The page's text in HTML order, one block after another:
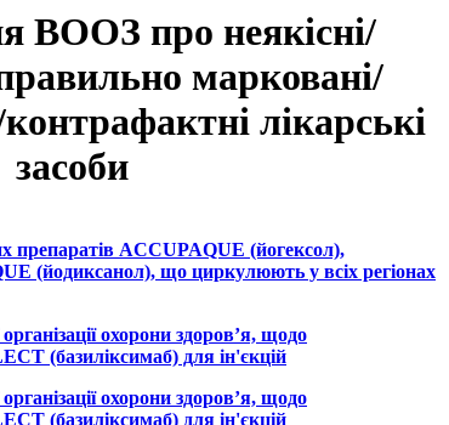
ВООЗ про неякісні/
марковані/
лікарські
засоби
препаратів ACCUPAQUE (йогексол),
(йодиксанол), що циркулюють у всіх регіонах
охорони здоров’я, щодо
(базиліксимаб) для ін'єкцій
охорони здоров’я, щодо
(базиліксимаб) для ін'єкцій